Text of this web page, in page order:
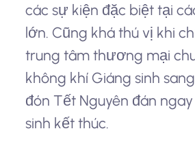
các sự kiện đặc biệt tại
lớn. Cũng khá thú vị khi
trung tâm thương mại
không khí Giáng sinh
đón Tết Nguyên đán
sinh kết thúc.